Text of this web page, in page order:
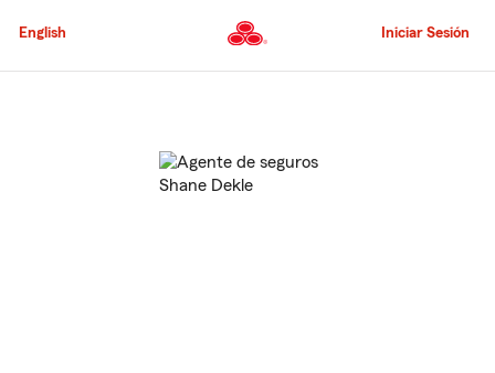
al
principal
English Iniciar Sesión